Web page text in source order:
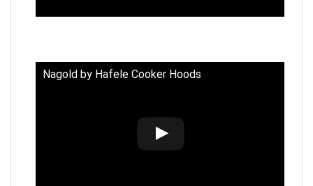
Nagold by Hafele Cooker Hoods